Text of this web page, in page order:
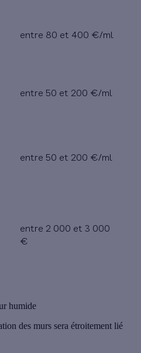
entre 80 et 400 €/ml
entre 50 et 200 €/ml
entre 50 et 200 €/ml
entre 2 000 et 3 000
€
humide
des murs sera étroitement lié